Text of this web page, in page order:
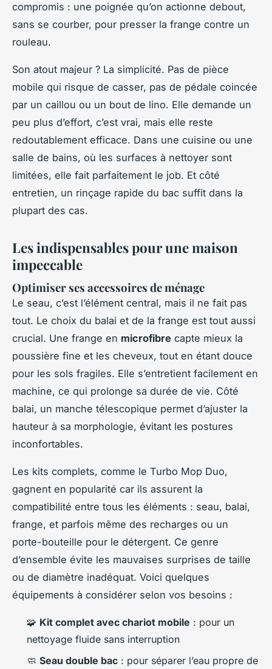
compromis : une poignée qu’on actionne debout,
sans se courber, pour presser la frange contre un
rouleau.
Son atout majeur ? La simplicité. Pas de pièce
mobile qui risque de casser, pas de pédale coincée
par un caillou ou un bout de lino. Elle demande un
peu plus d’effort, c’est vrai, mais elle reste
redoutablement efficace. Dans une cuisine ou une
salle de bains, où les surfaces à nettoyer sont
limitées, elle fait parfaitement le job. Et côté
entretien, un rinçage rapide du bac suffit dans la
plupart des cas.
Les indispensables pour une maison
impeccable
Optimiser ses accessoires de ménage
Le seau, c’est l’élément central, mais il ne fait pas
tout. Le choix du balai et de la frange est tout aussi
crucial. Une frange en microfibre capte mieux la
poussière fine et les cheveux, tout en étant douce
pour les sols fragiles. Elle s’entretient facilement en
machine, ce qui prolonge sa durée de vie. Côté
balai, un manche télescopique permet d’ajuster la
hauteur à sa morphologie, évitant les postures
inconfortables.
Les kits complets, comme le Turbo Mop Duo,
gagnent en popularité car ils assurent la
compatibilité entre tous les éléments : seau, balai,
frange, et parfois même des recharges ou un
porte-bouteille pour le détergent. Ce genre
d’ensemble évite les mauvaises surprises de taille
ou de diamètre inadéquat. Voici quelques
équipements à considérer selon vos besoins :
🧩 Kit complet avec chariot mobile : pour un
nettoyage fluide sans interruption
🧼 Seau double bac : pour séparer l’eau propre de